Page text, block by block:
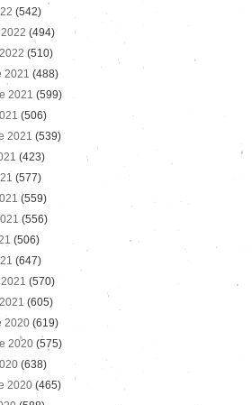
(542)
(494)
(510)
2021 (488)
2021 (599)
(506)
2021 (539)
(423)
(577)
(559)
(556)
(506)
(647)
(570)
(605)
2020 (619)
2020 (575)
(638)
2020(465)